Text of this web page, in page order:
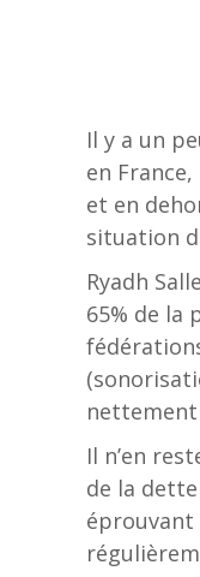
Il y a un
en
et en
situation
Ryadh
65% de la
nettement
Il n’en
de la
éprouvant